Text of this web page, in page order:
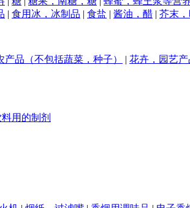
| 食用冰，冰制品 | 食盐 | 酱油，醋 | 芥末
品（不包括蔬菜，种子） | 花卉，园艺
用的制剂